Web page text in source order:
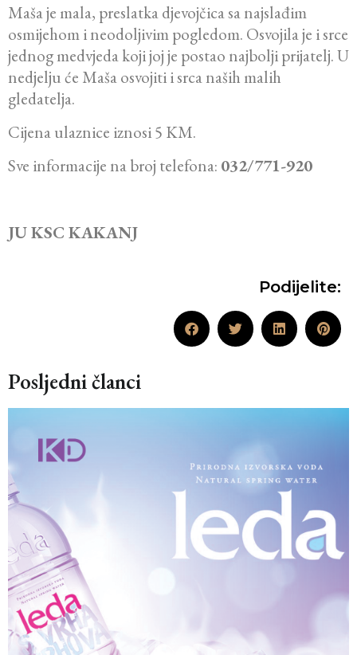
Maša je mala, preslatka djevojčica sa najslađim
osmijehom i neodoljivim pogledom. Osvojila je i srce
jednog medvjeda koji joj je postao najbolji prijatelj. U
nedjelju će Maša osvojiti i srca naših malih
gledatelja.
Cijena ulaznice iznosi 5 KM.
Sve informacije na broj telefona: 032/771-920
JU KSC KAKANJ
Podijelite:
Posljedni članci